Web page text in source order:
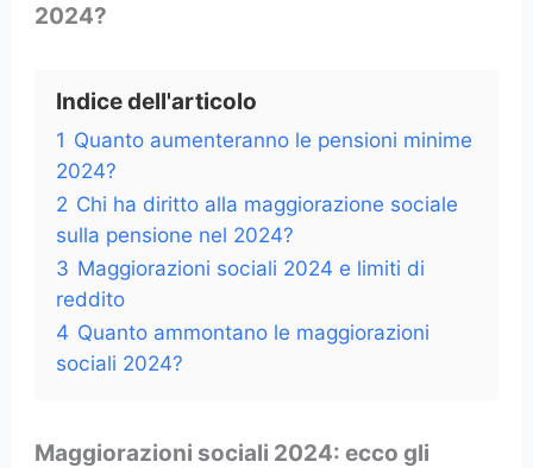
2024?
Indice dell'articolo
1 Quanto aumenteranno le pensioni minime
2024?
2 Chi ha diritto alla maggiorazione sociale
sulla pensione nel 2024?
3 Maggiorazioni sociali 2024 e limiti di
reddito
4 Quanto ammontano le maggiorazioni
sociali 2024?
Maggiorazioni sociali 2024: ecco gli